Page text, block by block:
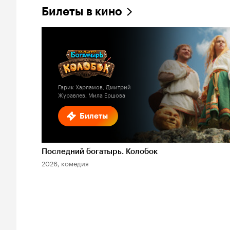
Билеты в кино
Билеты
Гарик Харламов, Дмитрий
Журавлев, Мила Ершова
Последний богатырь. Колобок
2026, комедия